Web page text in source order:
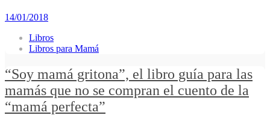
14/01/2018
Libros
Libros para Mamá
“Soy mamá gritona”, el libro guía para las
mamás que no se compran el cuento de la
“mamá perfecta”